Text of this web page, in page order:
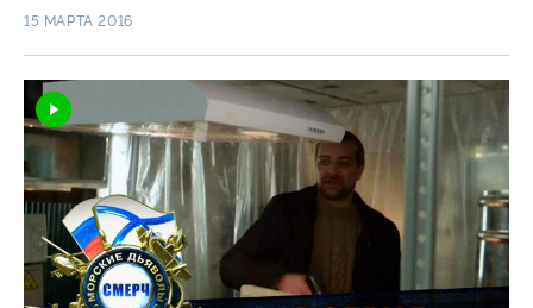
самого Ломова, но задача оказывается не из
15 МАРТА 2016